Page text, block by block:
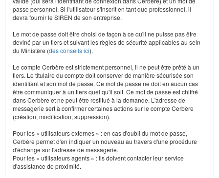
passe personnel. Si l'utilisateur s'inscrit en tant que professionnel, il
devra fournir le SIREN de son entreprise.
Le mot de passe doit être choisi de façon à ce qu'il ne puisse pas être
deviné par un tiers et suivant les règles de sécurité applicables au sein
du Ministère (des conseils ici).
Le compte Cerbère est strictement personnel, il ne peut être prêté à un
tiers. Le titulaire du compte doit conserver de manière sécurisée son
identifiant et son mot de passe. Ce mot de passe ne doit en aucun cas
être communiquer à un tiers quel qu'il soit. Ce mot de passe est chiffré
dans Cerbère et ne peut être restitué à la demande. L'adresse de
messagerie sert à confirmer certaines actions sur le compte Cerbère
(création, modification, suppression).
Pour les « utilisateurs externes » : en cas d'oubli du mot de passe,
Cerbère permet d'en indiquer un nouveau au travers d'une procédure
d'échange sur l'adresse de messagerie.
Pour les « utilisateurs agents » : ils doivent contacter leur service
d'assistance de proximité.